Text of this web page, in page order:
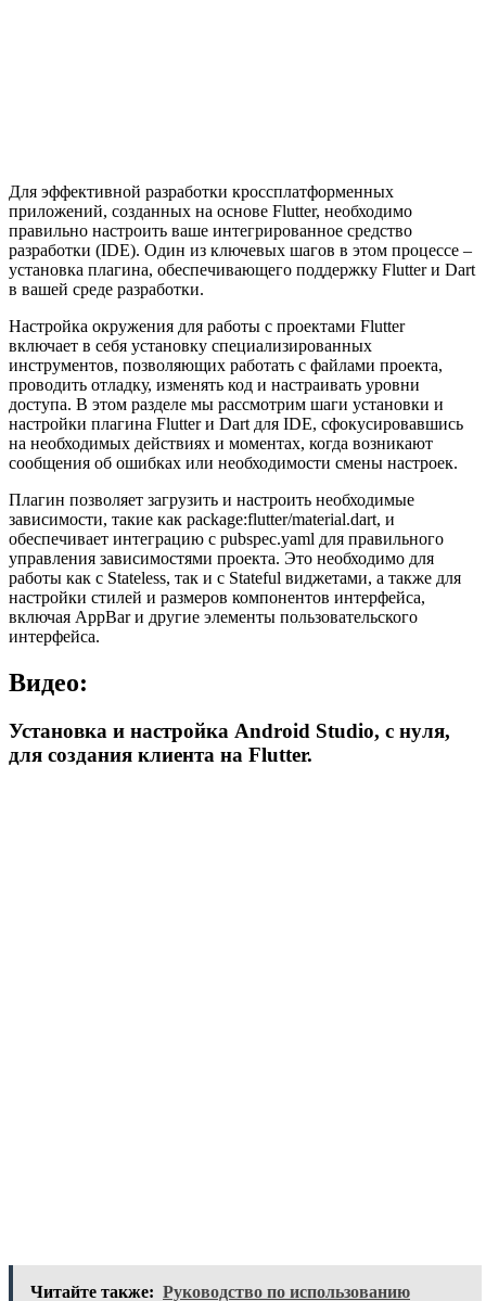
Для эффективной разработки кроссплатформенных
приложений, созданных на основе Flutter, необходимо
правильно настроить ваше интегрированное средство
разработки (IDE). Один из ключевых шагов в этом процессе –
установка плагина, обеспечивающего поддержку Flutter и Dart
в вашей среде разработки.
Настройка окружения для работы с проектами Flutter
включает в себя установку специализированных
инструментов, позволяющих работать с файлами проекта,
проводить отладку, изменять код и настраивать уровни
доступа. В этом разделе мы рассмотрим шаги установки и
настройки плагина Flutter и Dart для IDE, сфокусировавшись
на необходимых действиях и моментах, когда возникают
сообщения об ошибках или необходимости смены настроек.
Плагин позволяет загрузить и настроить необходимые
зависимости, такие как package:flutter/material.dart, и
обеспечивает интеграцию с pubspec.yaml для правильного
управления зависимостями проекта. Это необходимо для
работы как с Stateless, так и с Stateful виджетами, а также для
настройки стилей и размеров компонентов интерфейса,
включая AppBar и другие элементы пользовательского
интерфейса.
Видео:
Установка и настройка Android Studio, с нуля,
для создания клиента на Flutter.
Читайте также: Руководство по использованию